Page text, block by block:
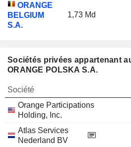
ORANGE
BELGIUM
S.A.
1,73 Md
Sociétés privées appartenant
ORANGE POLSKA S.A.
Société
Orange Participations
Holding, Inc.
Atlas Services
Nederland BV